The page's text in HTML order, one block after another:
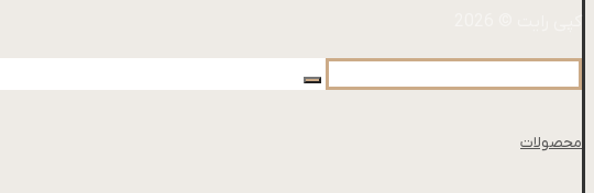
محصولات